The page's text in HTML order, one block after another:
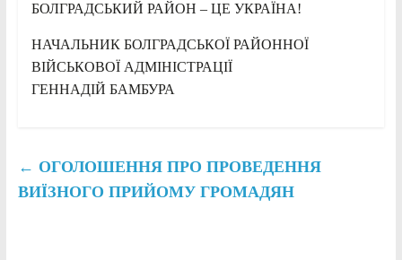
БОЛГРАДСЬКИЙ РАЙОН – ЦЕ УКРАЇНА!
НАЧАЛЬНИК БОЛГРАДСЬКОЇ РАЙОННОЇ
ВІЙСЬКОВОЇ АДМІНІСТРАЦІЇ
ГЕННАДІЙ БАМБУРА
← ОГОЛОШЕННЯ ПРО ПРОВЕДЕННЯ
ВИЇЗНОГО ПРИЙОМУ ГРОМАДЯН